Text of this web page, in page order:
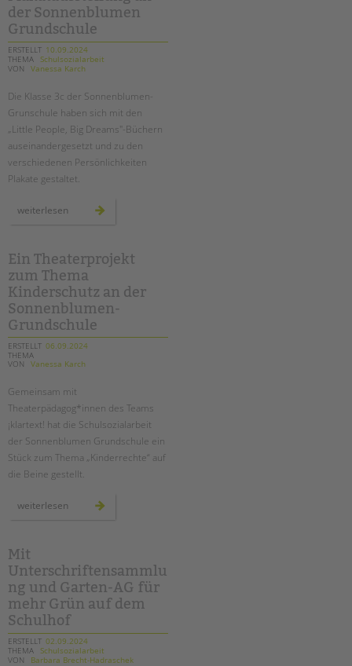
der Sonnenblumen
Grundschule
ERSTELLT 10.09.2024
THEMA Schulsozialarbeit
VON
Vanessa Karch
Die Klasse 3c der Sonnenblumen-
Grunschule haben sich mit den
„Little People, Big Dreams"-Büchern
auseinandergesetzt und zu den
verschiedenen Persönlichkeiten
Plakate gestaltet.
weiterlesen
an
der
sonnenblumen
grundschule
Ein Theaterprojekt
zum Thema
Kinderschutz an der
Sonnenblumen-
Grundschule
ERSTELLT 06.09.2024
THEMA
VON
Vanessa Karch
Gemeinsam mit
Theaterpädagog*innen des Teams
¡klartext! hat die Schulsozialarbeit
der Sonnenblumen Grundschule ein
Stück zum Thema „Kinderrechte“ auf
die Beine gestellt.
weiterlesen
theaterprojekt
sonnenblumen-
grundschule
Mit
Unterschriftensammlu
ng und Garten-AG für
mehr Grün auf dem
Schulhof
ERSTELLT 02.09.2024
THEMA Schulsozialarbeit
VON
Barbara Brecht-Hadraschek